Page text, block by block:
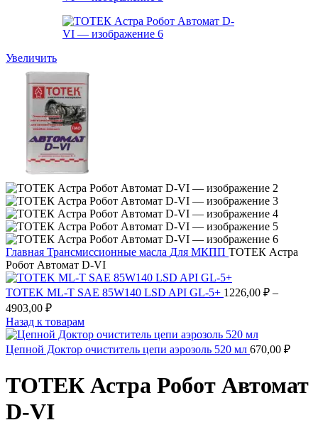
Увеличить
Главная Трансмиссионные масла Для МКПП ТОТЕК Астра
Робот Автомат D-VI
TOTEK ML-T SAE 85W140 LSD API GL-5+ 1226,00 ₽ –
4903,00 ₽
Назад к товарам
Цепной Доктор очиститель цепи аэрозоль 520 мл 670,00 ₽
ТОТЕК Астра Робот Автомат
D-VI